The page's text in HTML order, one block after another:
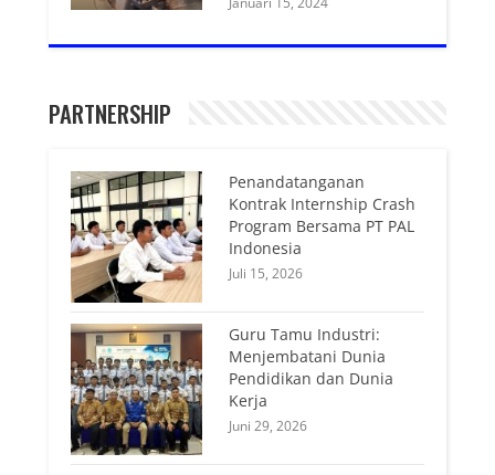
PARTNERSHIP
Penandatanganan
Kontrak Internship Crash
Program Bersama PT PAL
Indonesia
Juli 15, 2026
Guru Tamu Industri:
Menjembatani Dunia
Pendidikan dan Dunia
Kerja
Juni 29, 2026